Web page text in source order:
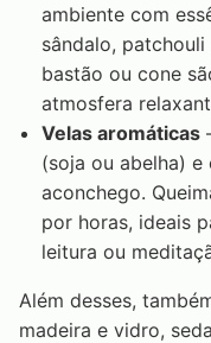
ambiente com
sândalo, patchouli
bastão ou cone
atmosfera
Velas aromáticas
(soja ou abelha) e
aconchego.
por horas, ideais
leitura ou
Além desses,
madeira e vidro,